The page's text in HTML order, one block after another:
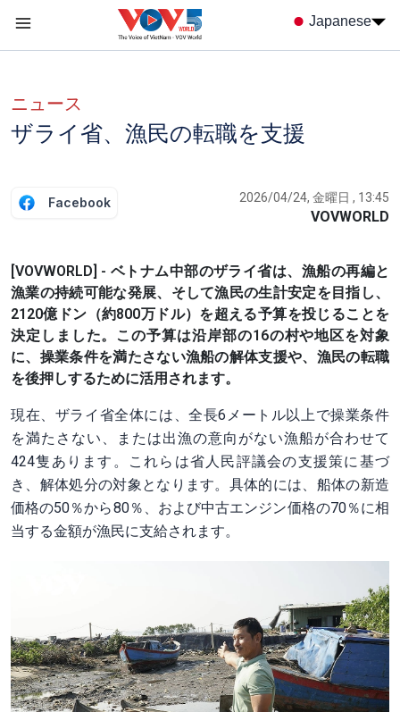
Japanese
ニュース
ザライ省、漁民の転職を支援
Facebook 2026/04/24, 金曜日 , 13:45
VOVWORLD
[VOVWORLD] - ベトナム中部のザライ省は、漁船の再編と
漁業の持続可能な発展、そして漁民の生計安定を目指し、
2120億ドン（約800万ドル）を超える予算を投じることを
決定しました。この予算は沿岸部の16の村や地区を対象
に、操業条件を満たさない漁船の解体支援や、漁民の転職
を後押しするために活用されます。
現在、ザライ省全体には、全長6メートル以上で操業条件
を満たさない、または出漁の意向がない漁船が合わせて
424隻あります。これらは省人民評議会の支援策に基づ
き、解体処分の対象となります。具体的には、船体の新造
価格の50％から80％、および中古エンジン価格の70％に相
当する金額が漁民に支給されます。